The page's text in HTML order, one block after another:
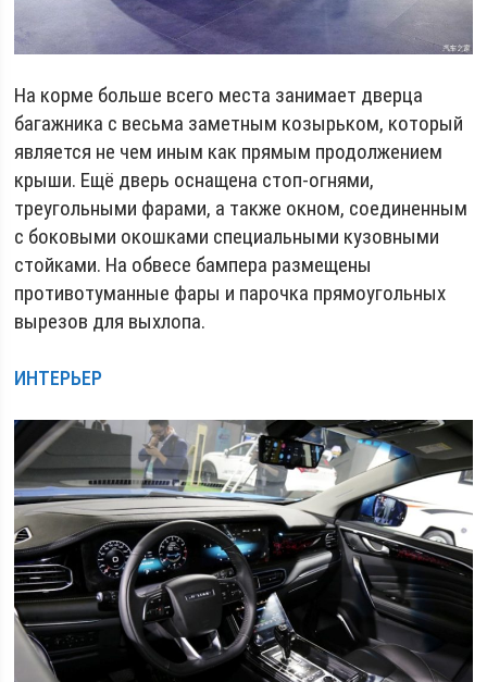
На корме больше всего места занимает дверца
багажника с весьма заметным козырьком, который
является не чем иным как прямым продолжением
крыши. Ещё дверь оснащена стоп-огнями,
треугольными фарами, а также окном, соединенным
с боковыми окошками специальными кузовными
стойками. На обвесе бампера размещены
противотуманные фары и парочка прямоугольных
вырезов для выхлопа.
ИНТЕРЬЕР